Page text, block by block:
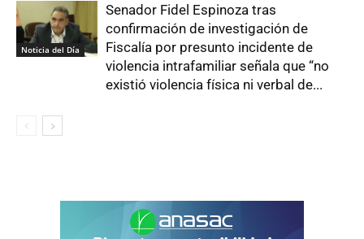
Noticia del Día
Senador Fidel Espinoza tras
confirmación de investigación de
Fiscalía por presunto incidente de
violencia intrafamiliar señala que “no
existió violencia física ni verbal de...